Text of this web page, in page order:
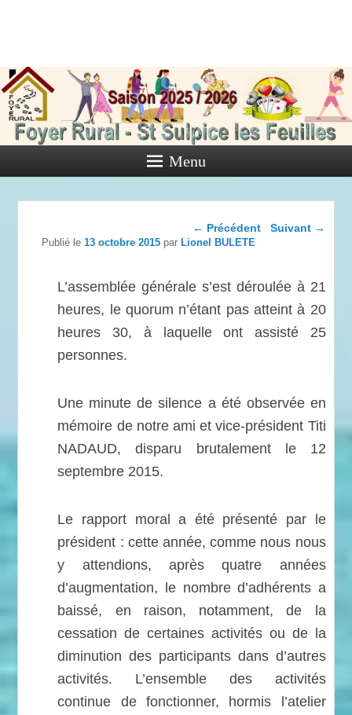
de Saint
Sulpice les
Feuilles
Activités diverses de l'Association
Menu
Navigation dans les
← Précédent Suivant →
Publié le13 octobre 2015 parLionel BULETE
L’assemblée générale s’est déroulée à 21
heures, le quorum n’étant pas atteint à 20
heures 30, à laquelle ont assisté 25
personnes.
Une minute de silence a été observée en
mémoire de notre ami et vice-président Titi
NADAUD, disparu brutalement le 12
septembre 2015.
Le rapport moral a été présenté par le
président : cette année, comme nous nous
y attendions, après quatre années
d’augmentation, le nombre d’adhérents a
baissé, en raison, notamment, de la
cessation de certaines activités ou de la
diminution des participants dans d’autres
activités. L’ensemble des activités
continue de fonctionner, hormis l’atelier